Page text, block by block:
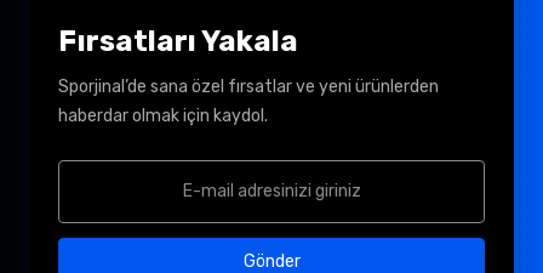
Fırsatları Yakala
Sporjinal’de sana özel fırsatlar ve yeni ürünlerden
haberdar olmak için kaydol.
Gönder